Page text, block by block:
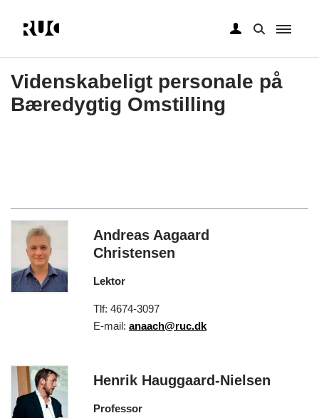
hovedindhold
Videnskabeligt personale på
Bæredygtig Omstilling
Andreas Aagaard
Christensen
Lektor
Tlf: 4674-3097
E-mail: anaach@ruc.dk
Henrik Hauggaard-Nielsen
Professor